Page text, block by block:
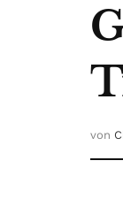
von